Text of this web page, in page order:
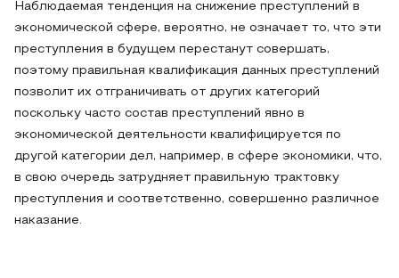
Наблюдаемая тенденция на снижение преступлений в
экономической сфере, вероятно, не означает то, что эти
преступления в будущем перестанут совершать,
поэтому правильная квалификация данных преступлений
позволит их отграничивать от других категорий
поскольку часто состав преступлений явно в
экономической деятельности квалифицируется по
другой категории дел, например, в сфере экономики, что,
в свою очередь затрудняет правильную трактовку
преступления и соответственно, совершенно различное
наказание.